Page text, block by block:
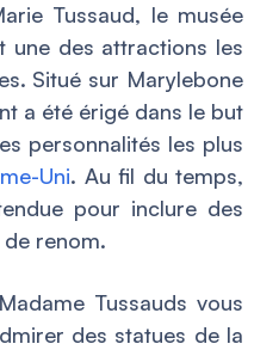
Tussaud, le musée
une des attractions les
Situé sur Marylebone
a été érigé dans le but
personnalités les plus
Uni. Au fil du temps,
pour inclure des
renom.
Tussauds vous
des statues de la